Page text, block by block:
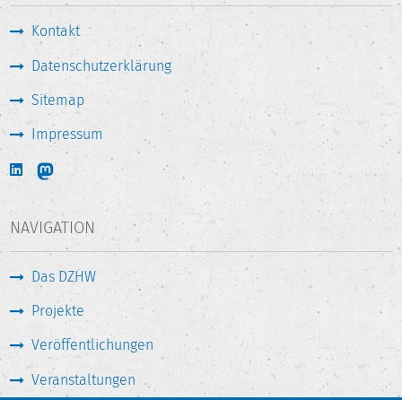
Kontakt
Datenschutzerklärung
Sitemap
Impressum
NAVIGATION
Das DZHW
Projekte
Veröffentlichungen
Veranstaltungen